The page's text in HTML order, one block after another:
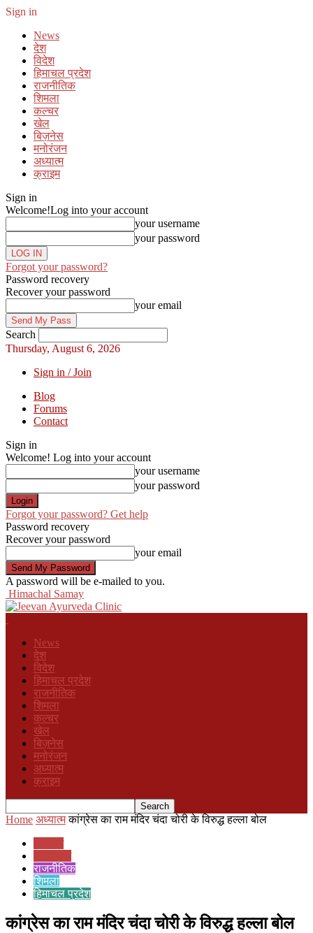
Sign in
News
देश
विदेश
हिमाचल प्रदेश
राजनीतिक
शिमला
कल्चर
खेल
बिज़नेस
मनोरंजन
अध्यात्म
क्राइम
Sign in
Welcome!Log into your account
your username
your password
Forgot your password?
Password recovery
Recover your password
your email
Search
Thursday, August 6, 2026
Sign in / Join
Blog
Forums
Contact
Sign in
Welcome! Log into your account
your username
your password
Forgot your password? Get help
Password recovery
Recover your password
your email
A password will be e-mailed to you.
Himachal Samay
News
देश
विदेश
हिमाचल प्रदेश
राजनीतिक
शिमला
कल्चर
खेल
बिज़नेस
मनोरंजन
अध्यात्म
क्राइम
Home अध्यात्म कांग्रेस का राम मंदिर चंदा चोरी के विरुद्ध हल्ला बोल
राजनीतिक
शिमला
हिमाचल प्रदेश
कांग्रेस का राम मंदिर चंदा चोरी के विरुद्ध हल्ला बोल